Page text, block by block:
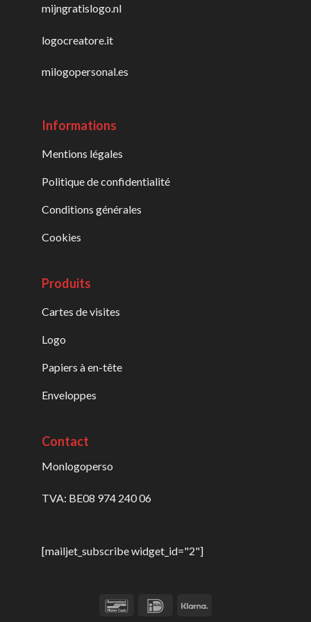
Informations
Mentions légales
Politique de confidentialité
Conditions générales
Cookies
Produits
Cartes de visites
Logo
Papiers à en-tête
Enveloppes
Contact
Monlogoperso
TVA: BE08 974 240 06
mijngratislogo.nl
logocreatore.it
milogopersonal.es
[mailjet_subscribe widget_id="2"]